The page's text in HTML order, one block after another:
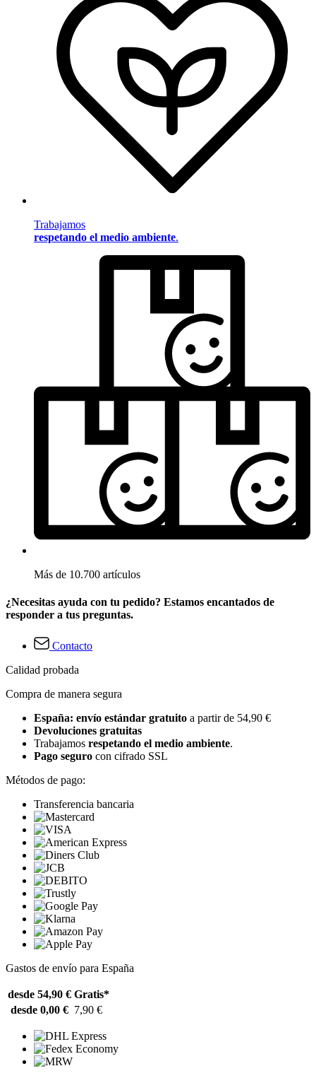
Trabajamos
respetando el medio ambiente.
Más de 10.700 artículos
¿Necesitas ayuda con tu pedido? Estamos encantados de
responder a tus preguntas.
Contacto
Calidad probada
Compra de manera segura
España: envío estándar gratuito a partir de 54,90 €
Devoluciones gratuitas
Trabajamos respetando el medio ambiente.
Pago seguro con cifrado SSL
Métodos de pago:
Transferencia bancaria
Gastos de envío para España
desde 54,90 € Gratis*
desde 0,00 € 7,90 €